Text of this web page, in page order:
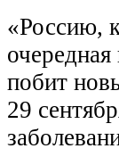
«Россию,
побит
29